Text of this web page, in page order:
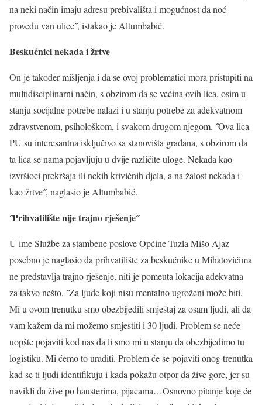
na neki način imaju adresu prebivališta i mogućnost da noć
provedu van ulice˝, istakao je Altumbabić.
Beskućnici nekada i žrtve
On je također mišljenja i da se ovoj problematici mora pristupiti na
multidisciplinarni način, s obzirom da se većina ovih lica, osim u
stanju socijalne potrebe nalazi i u stanju potrebe za adekvatnom
zdravstvenom, psihološkom, i svakom drugom njegom. ˝Ova lica
PU su interesantna isključivo sa stanovišta građana, s obzirom da
ta lica se nama pojavljuju u dvije različite uloge. Nekada kao
izvršioci prekršaja ili nekih krivičnih djela, a na žalost nekada i
kao žrtve˝, naglasio je Altumbabić.
˝Prihvatilište nije trajno rješenje˝
U ime Službe za stambene poslove Općine Tuzla Mišo Ajaz
posebno je naglasio da prihvatilište za beskućnike u Mihatovićima
ne predstavlja trajno rješenje, niti je pomeuta lokacija adekvatna
za takvo nešto. ˝Za ljude koji nisu mentalno ugroženi može biti.
Mi u ovom trenutku smo obezbijedili smještaj za osam ljudi, ali da
vam kažem da mi možemo smjestiti i 30 ljudi. Problem se neće
uopšte pojaviti kod nas da li smo mi u stanju da obezbijedimo tu
logistiku. Mi ćemo to uraditi. Problem će se pojaviti onog trenutka
kad se ti ljudi identifikuju i kada pokažu otpor da žive gore, jer su
navikli da žive po hausterima, pijacama…Osnovno pitanje koje će